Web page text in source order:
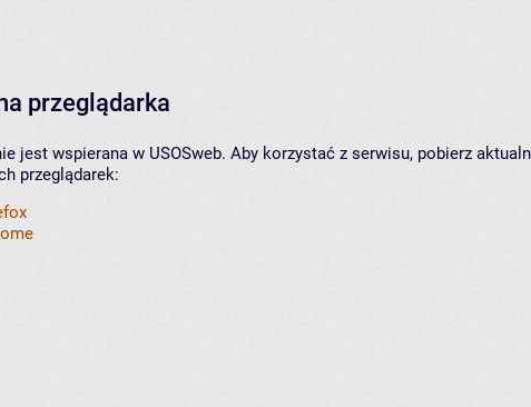
przeglądarka
jest wspierana w USOSweb. Aby korzystać z serwisu, pobierz
przeglądarek: